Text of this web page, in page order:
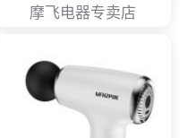
摩飞电器专卖店